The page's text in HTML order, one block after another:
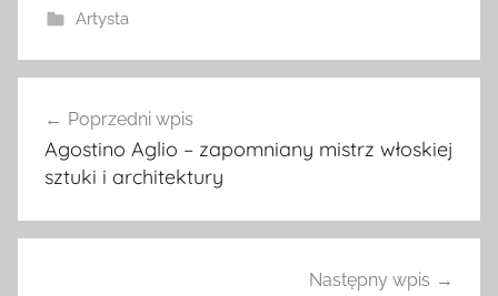
Artysta
wpisu
Poprzedni wpis
Agostino Aglio – zapomniany mistrz włoskiej
sztuki i architektury
Następny wpis